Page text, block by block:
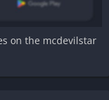
on the mcdevilstar